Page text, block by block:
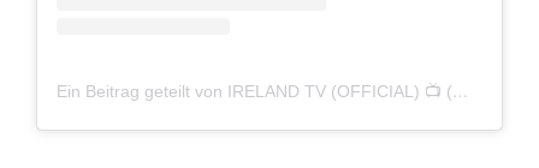
Ein Beitrag geteilt von IRELAND TV (OFFICIAL) 📺 (@irelandtv)